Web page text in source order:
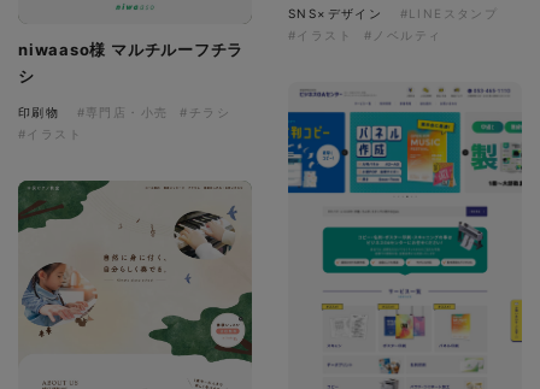
niwaaso様 マルチルーフチラ
シ
印刷物 #専門店・小売
#チラシ
#イラスト
SNS×デザイン
#LINEスタンプ
#イラスト
#ノベルティ